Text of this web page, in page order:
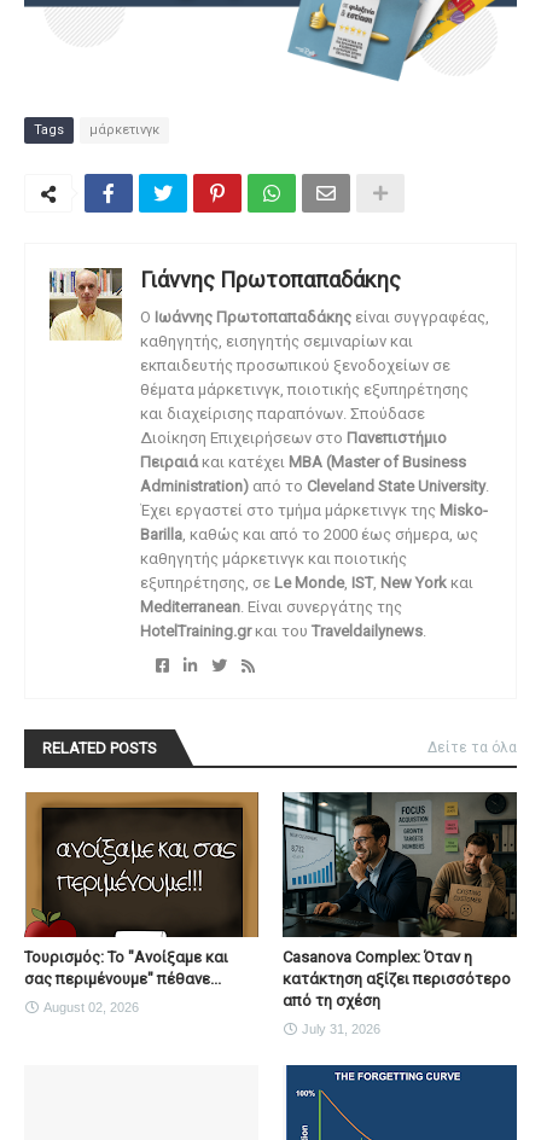
Tags μάρκετινγκ
Γιάννης Πρωτοπαπαδάκης
O Ιωάννης Πρωτοπαπαδάκης είναι συγγραφέας,
καθηγητής, εισηγητής σεμιναρίων και
εκπαιδευτής προσωπικού ξενοδοχείων σε
θέματα μάρκετινγκ, ποιοτικής εξυπηρέτησης
και διαχείρισης παραπόνων. Σπούδασε
Διοίκηση Επιχειρήσεων στο Πανεπιστήμιο
Πειραιά και κατέχει MBA (Master of Business
Administration) από το Cleveland State University.
Έχει εργαστεί στο τμήμα μάρκετινγκ της Misko-
Barilla , καθώς και από το 2000 έως σήμερα, ως
καθηγητής μάρκετινγκ και ποιοτικής
εξυπηρέτησης, σε Le Monde, IST, New York και
Mediterranean . Είναι συνεργάτης της
HotelTraining.grκαι του Traveldailynews
RELATED POSTS Δείτε τα όλα
Τουρισμός: Το "Ανοίξαμε και
σας περιμένουμε" πέθανε...
August 02, 2026
Casanova Complex: Όταν η
κατάκτηση αξίζει περισσότερο
από τη σχέση
July 31, 2026